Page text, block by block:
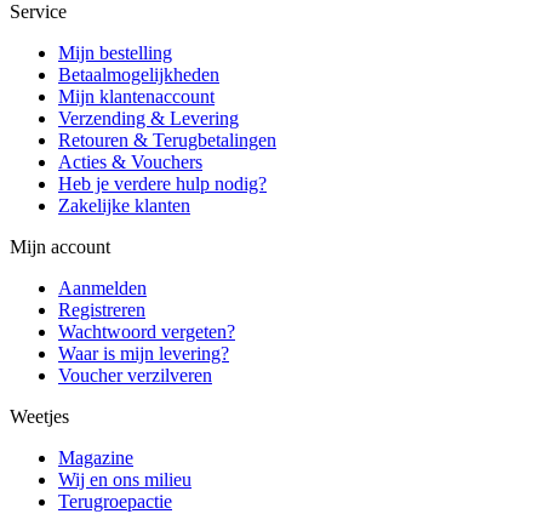
Service
Mijn bestelling
Betaalmogelijkheden
Mijn klantenaccount
Verzending & Levering
Retouren & Terugbetalingen
Acties & Vouchers
Heb je verdere hulp nodig?
Zakelijke klanten
Mijn account
Aanmelden
Registreren
Wachtwoord vergeten?
Waar is mijn levering?
Voucher verzilveren
Weetjes
Magazine
Wij en ons milieu
Terugroepactie